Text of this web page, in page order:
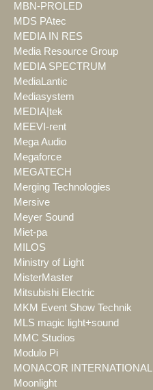
MBN-PROLED
MDS PAtec
MEDIA IN RES
Media Resource Group
MEDIA SPECTRUM
MediaLantic
Mediasystem
MEDIA|tek
MEEVI-rent
Mega Audio
Megaforce
MEGATECH
Merging Technologies
Mersive
Meyer Sound
Miet-pa
MILOS
Ministry of Light
MisterMaster
Mitsubishi Electric
MKM Event Show Technik
MLS magic light+sound
MMC Studios
Modulo Pi
MONACOR INTERNATIONAL
Moonlight